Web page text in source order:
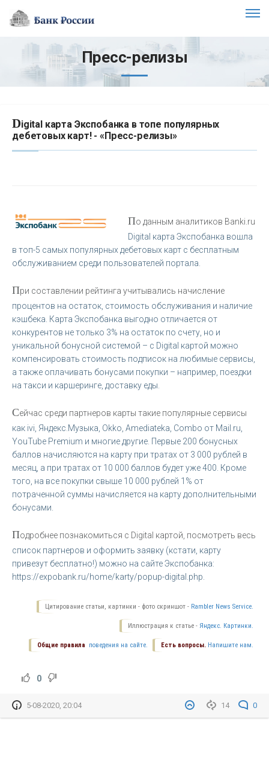
Пресс-релизы
Digital карта Экспобанка в топе популярных
дебетовых карт! - «Пресс-релизы»
По данным аналитиков Banki.ru
Digital карта Экспобанка вошла
в топ-5 самых популярных дебетовых карт с бесплатным
обслуживанием среди пользователей портала.
При составлении рейтинга учитывались начисление
процентов на остаток, стоимость обслуживания и наличие
кэшбека. Карта Экспобанка выгодно отличается от
конкурентов не только 3% на остаток по счету, но и
уникальной бонусной системой – с Digital картой можно
компенсировать стоимость подписок на любимые сервисы,
а также оплачивать бонусами покупки – например, поездки
на такси и каршеринге, доставку еды.
Сейчас среди партнеров карты такие популярные сервисы
как ivi, Яндекс.Музыка, Okko, Amediateka, Combo от Mail.ru,
YouTube Premium и многие другие. Первые 200 бонусных
баллов начисляются на карту при тратах от 3 000 рублей в
месяц, а при тратах от 10 000 баллов будет уже 400. Кроме
того, на все покупки свыше 10 000 рублей 1% от
потраченной суммы начисляется на карту дополнительными
бонусами.
Подробнее познакомиться с Digital картой, посмотреть весь
список партнеров и оформить заявку (кстати, карту
привезут бесплатно!) можно на сайте Экспобанка:
https://expobank.ru/home/karty/popup-digital.php.
Цитирование статьи, картинки - фото скриншот - Rambler News Service.
Иллюстрация к статье - Яндекс. Картинки.
Есть вопросы. Напишите нам.
Общие правила поведения на сайте.
0
14 0
5-08-2020, 20:04